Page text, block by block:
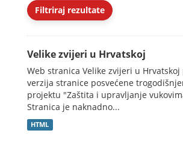
Filtriraj rezultate
Velike zvijeri u Hrvatskoj
Web stranica Velike zvijeri u
verzija stranice posvećene
projektu "Zaštita i upravljanje
Stranica je naknadno...
HTML